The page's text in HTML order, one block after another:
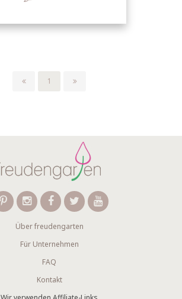
1
Über freudengarten
Für Unternehmen
FAQ
Kontakt